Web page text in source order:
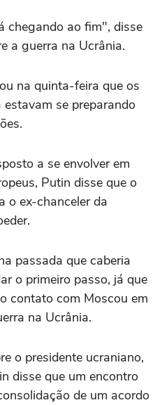
chegando ao ‌fim", disse
a ⁠guerra ⁠na Ucrânia.
na quinta-feira que ⁠os
estavam se preparando
a se envolver em
Putin disse que o
o ex-chanceler da
passada que caberia
o primeiro passo, já que
contato com Moscou em
na Ucrânia.
o presidente ucraniano,
disse que um encontro
de um acordo